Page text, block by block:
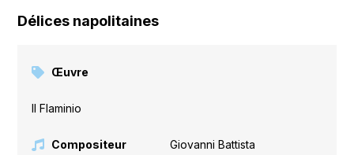
Délices napolitaines
Œuvre
Il Flaminio
Compositeur
Giovanni Battista